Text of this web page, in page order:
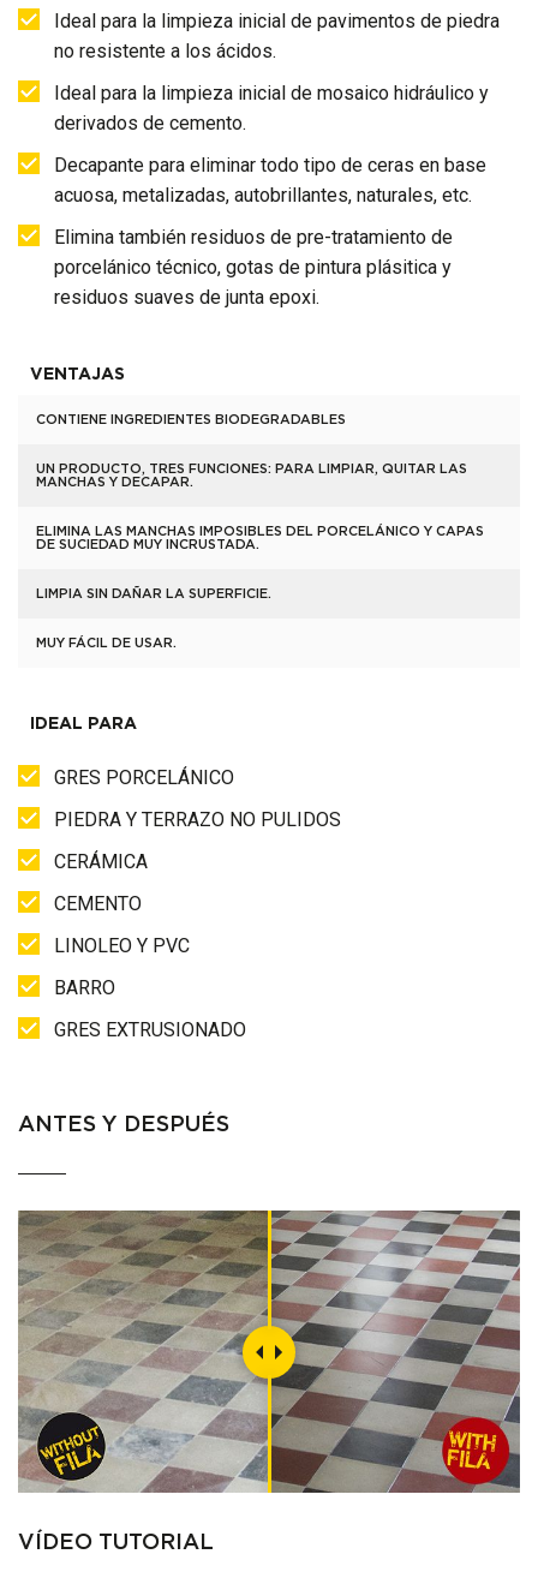
Ideal para la limpieza inicial de pavimentos de piedra
no resistente a los ácidos.
Ideal para la limpieza inicial de mosaico hidráulico y
derivados de cemento.
Decapante para eliminar todo tipo de ceras en base
acuosa, metalizadas, autobrillantes, naturales, etc.
Elimina también residuos de pre-tratamiento de
porcelánico técnico, gotas de pintura plásitica y
residuos suaves de junta epoxi.
VENTAJAS
CONTIENE INGREDIENTES BIODEGRADABLES
UN PRODUCTO, TRES FUNCIONES: PARA LIMPIAR, QUITAR LAS
MANCHAS Y DECAPAR.
ELIMINA LAS MANCHAS IMPOSIBLES DEL PORCELÁNICO Y CAPAS
DE SUCIEDAD MUY INCRUSTADA.
LIMPIA SIN DAÑAR LA SUPERFICIE.
MUY FÁCIL DE USAR.
IDEAL PARA
GRES PORCELÁNICO
PIEDRA Y TERRAZO NO PULIDOS
CERÁMICA
CEMENTO
LINOLEO Y PVC
BARRO
GRES EXTRUSIONADO
ANTES Y DESPUÉS
VÍDEO TUTORIAL